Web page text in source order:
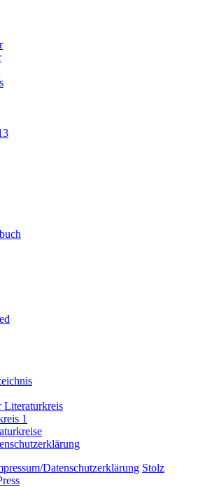
Literaturkreis
1
Datenschutzerklärung Stolz